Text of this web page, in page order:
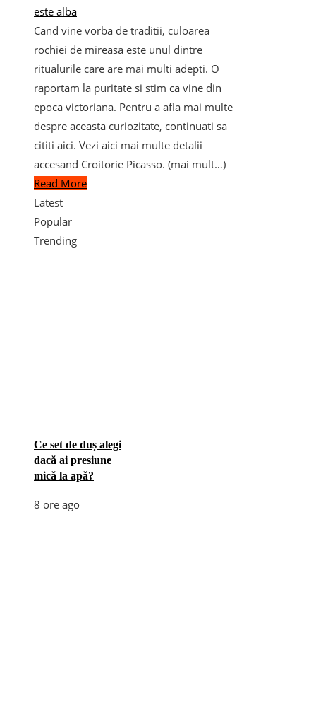
este alba
Cand vine vorba de traditii, culoarea
rochiei de mireasa este unul dintre
ritualurile care are mai multi adepti. O
raportam la puritate si stim ca vine din
epoca victoriana. Pentru a afla mai multe
despre aceasta curiozitate, continuati sa
cititi aici. Vezi aici mai multe detalii
accesand Croitorie Picasso. (mai mult…)
Read More
Latest
Popular
Trending
Ce set de duș alegi
dacă ai presiune
mică la apă?
8 ore ago